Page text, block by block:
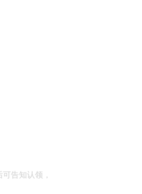
告知认领，